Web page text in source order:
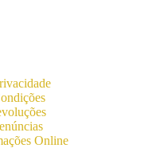
Online